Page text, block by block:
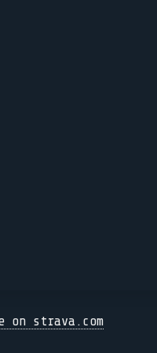
on strava.com